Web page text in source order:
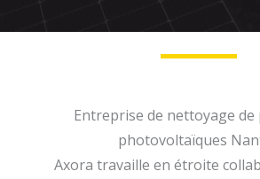
Entreprise de nettoyage de
photovoltaïques
Axora travaille en étroite